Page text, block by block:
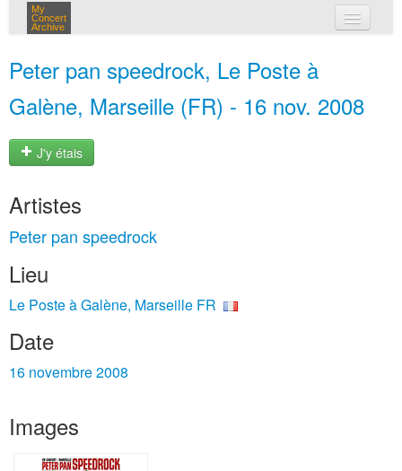
My
Concert
Archive
Peter pan speedrock, Le Poste à
Galène, Marseille (FR) - 16 nov. 2008
J'y étais
Artistes
Peter pan speedrock
Lieu
Le Poste à Galène, Marseille FR
Date
16 novembre 2008
Images